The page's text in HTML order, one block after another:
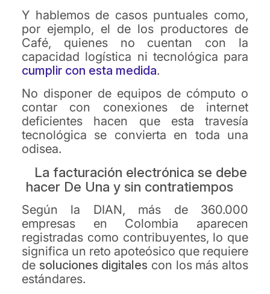
Y hablemos de casos puntuales como,
por ejemplo, el de los productores de
Café, quienes no cuentan con la
capacidad logística ni tecnológica para
cumplir con esta medida.
No disponer de equipos de cómputo o
contar con conexiones de internet
deficientes hacen que esta travesía
tecnológica se convierta en toda una
odisea.
La facturación electrónica se debe
hacer De Una y sin contratiempos
Según la DIAN, más de 360.000
empresas en Colombia aparecen
registradas como contribuyentes, lo que
significa un reto apoteósico que requiere
de soluciones digitales con los más altos
estándares.